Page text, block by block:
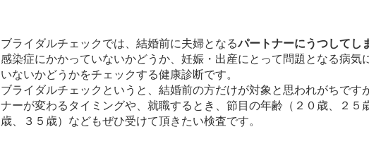
ブライダルチェックでは、結婚前に夫婦となるパートナーにうつしてし
感染症にかかっていないかどうか、妊娠・出産にとって問題となる病気
いないかどうかをチェックする健康診断です。
ブライダルチェックというと、結婚前の方だけが対象と思われがちです
ナーが変わるタイミングや、就職するとき、節目の年齢（２０歳、２５
歳、３５歳）などもぜひ受けて頂きたい検査です。